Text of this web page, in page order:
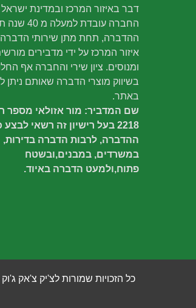
דבר באיזור המרכז ובמדינת
החברה עובדת למעלה
ההדברה, תחת מתן שירותי
איזור המרכז על ידי מדבירים
ומנוסים. ציון שירי והחברה אף
בשיווק מוצרי הדברה שאותם ניתן
באתר.
שם המדביר: מור אזולאי מספר
2218 בעל רישיון זה רשאי לבצע
ההדברה, לרבות הדברה בדירות,
במשרדים, במבנים,ובשטח
פתוח,ולמעט הדברה באיוד.
כל הזכויות שמורות לצ'יק צ'אק